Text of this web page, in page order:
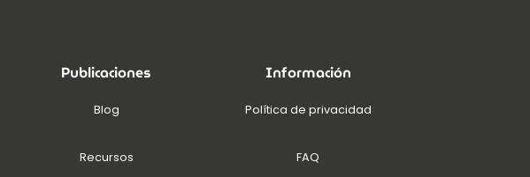
Publicaciones
Blog
Recursos
Información
Política de privacidad
FAQ